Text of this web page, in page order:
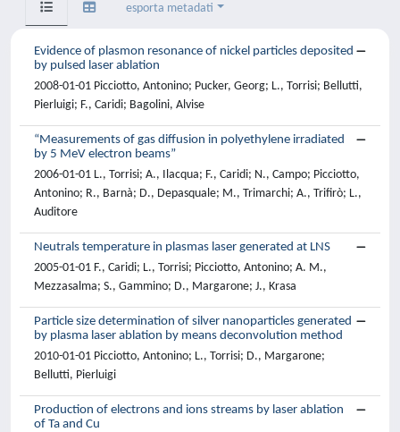
esporta metadati
Evidence of plasmon resonance of nickel particles deposited
by pulsed laser ablation
2008-01-01 Picciotto, Antonino; Pucker, Georg; L., Torrisi; Bellutti,
Pierluigi; F., Caridi; Bagolini, Alvise
“Measurements of gas diffusion in polyethylene irradiated
by 5 MeV electron beams”
2006-01-01 L., Torrisi; A., Ilacqua; F., Caridi; N., Campo; Picciotto,
Antonino; R., Barnà; D., Depasquale; M., Trimarchi; A., Trifirò; L.,
Auditore
Neutrals temperature in plasmas laser generated at LNS
2005-01-01 F., Caridi; L., Torrisi; Picciotto, Antonino; A. M.,
Mezzasalma; S., Gammino; D., Margarone; J., Krasa
Particle size determination of silver nanoparticles generated
by plasma laser ablation by means deconvolution method
2010-01-01 Picciotto, Antonino; L., Torrisi; D., Margarone;
Bellutti, Pierluigi
Production of electrons and ions streams by laser ablation
of Ta and Cu